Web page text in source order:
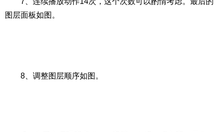
图层面板如图。
8、调整图层顺序如图。